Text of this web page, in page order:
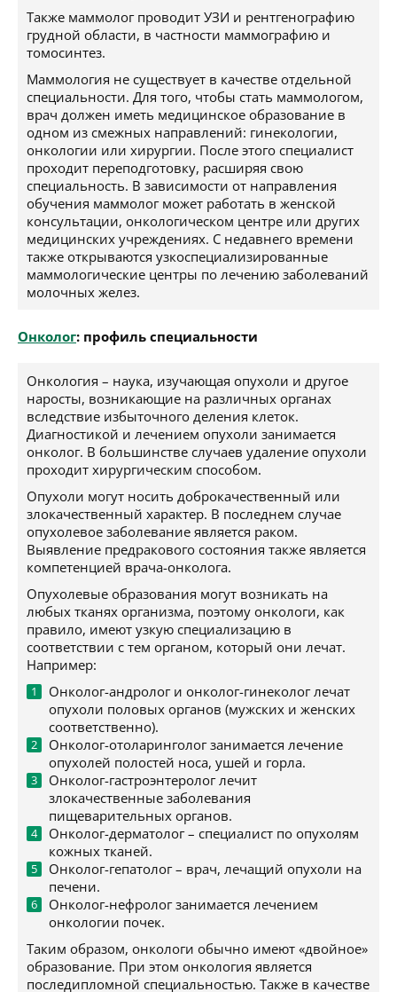
Также маммолог проводит УЗИ и рентгенографию
грудной области, в частности маммографию и
томосинтез.
Маммология не существует в качестве отдельной
специальности. Для того, чтобы стать маммологом,
врач должен иметь медицинское образование в
одном из смежных направлений: гинекологии,
онкологии или хирургии. После этого специалист
проходит переподготовку, расширяя свою
специальность. В зависимости от направления
обучения маммолог может работать в женской
консультации, онкологическом центре или других
медицинских учреждениях. С недавнего времени
также открываются узкоспециализированные
маммологические центры по лечению заболеваний
молочных желез.
Онколог: профиль специальности
Онкология – наука, изучающая опухоли и другое
наросты, возникающие на различных органах
вследствие избыточного деления клеток.
Диагностикой и лечением опухоли занимается
онколог. В большинстве случаев удаление опухоли
проходит хирургическим способом.
Опухоли могут носить доброкачественный или
злокачественный характер. В последнем случае
опухолевое заболевание является раком.
Выявление предракового состояния также является
компетенцией врача-онколога.
Опухолевые образования могут возникать на
любых тканях организма, поэтому онкологи, как
правило, имеют узкую специализацию в
соответствии с тем органом, который они лечат.
Например:
Онколог-андролог и онколог-гинеколог лечат
опухоли половых органов (мужских и женских
соответственно).
Онколог-отоларинголог занимается лечение
опухолей полостей носа, ушей и горла.
Онколог-гастроэнтеролог лечит
злокачественные заболевания
пищеварительных органов.
Онколог-дерматолог – специалист по опухолям
кожных тканей.
Онколог-гепатолог – врач, лечащий опухоли на
печени.
Онколог-нефролог занимается лечением
онкологии почек.
Таким образом, онкологи обычно имеют «двойное»
образование. При этом онкология является
последипломной специальностью. Также в качестве